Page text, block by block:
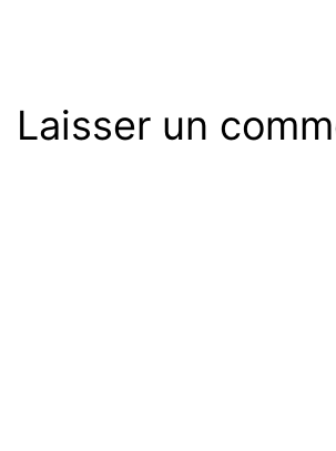
Laisser un